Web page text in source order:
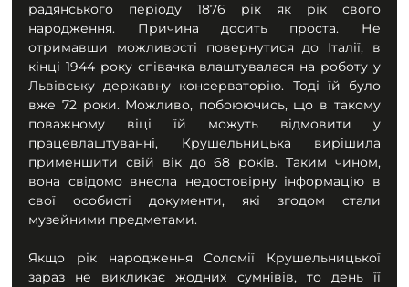
радянського періоду 1876 рік як рік свого
народження. Причина досить проста. Не
отримавши можливості повернутися до Італії, в
кінці 1944 року співачка влаштувалася на роботу у
Львівську державну консерваторію. Тоді їй було
вже 72 роки. Можливо, побоюючись, що в такому
поважному віці їй можуть відмовити у
працевлаштуванні, Крушельницька вирішила
применшити свій вік до 68 років. Таким чином,
вона свідомо внесла недостовірну інформацію в
свої особисті документи, які згодом стали
музейними предметами.
Якщо рік народження Соломії Крушельницької
зараз не викликає жодних сумнівів, то день її